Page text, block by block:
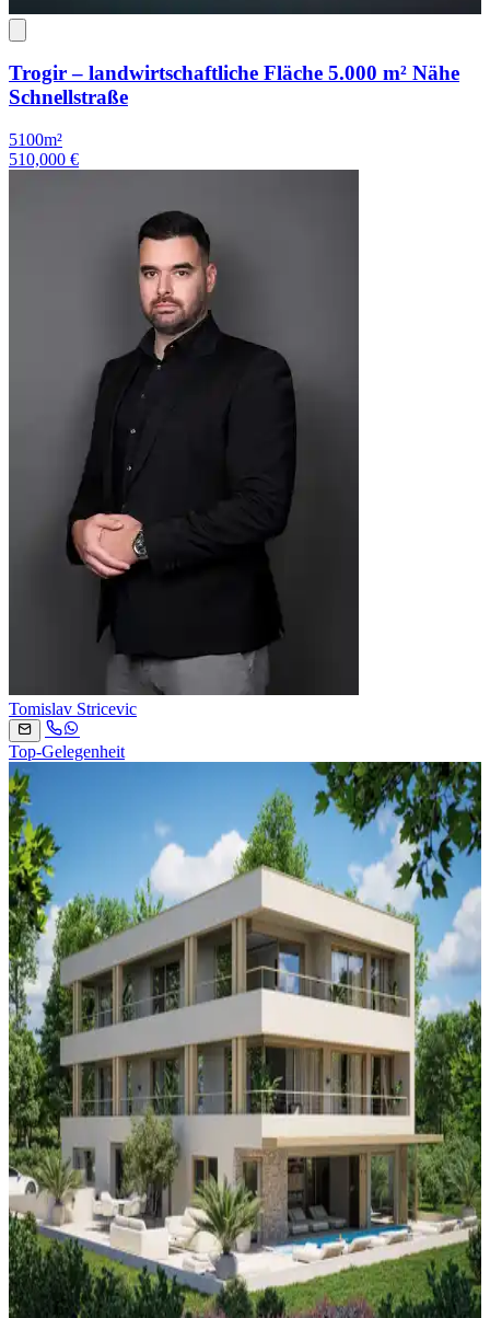
Trogir – landwirtschaftliche Fläche 5.000 m² Nähe
Schnellstraße
5100m²
510,000 €
Tomislav Stricevic
Top-Gelegenheit